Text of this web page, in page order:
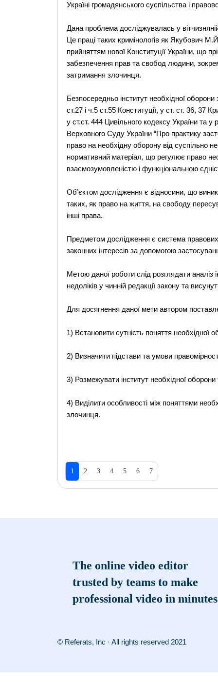
Україні громадянського суспільства і
Дана проблема досліджувалась у
Це праці таких кримінологів як Якубович
прийняттям нової Конституції України, що
забезпечення прав та свобод людини,
затримання злочинця.
Безпосередньо інститут необхідної
ст.27 і ч.5 ст.55 Конституції, у ст. ст. 36, 37
у ст.ст. 444 Цивільного кодексу України та
Верховного Суду України “Про практику
право на необхідну оборону від суспільно
нормативний матеріал, що регулює право
взаємозумовленістю і функціональною
Об’єктом дослідження є відносини, що
таких, як право на життя, на свободу
інші права.
Предметом дослідження є система
законних інтересів за допомогою
Метою даної роботи слід розглядати аналіз
недоліків у чинній редакції закону та
Для досягнення даної мети автором
1) Встановити сутність поняття необхідної
2) Визначити підстави та умови
3) Розмежувати інститут необхідної оборони
4) Виділити особливості між поняттями
злочинця.
1 2 3 4 5 6 7
The online video editor
trusted by teams to make
professional video in minutes
© Referats, Inc · All rights reserved 2021